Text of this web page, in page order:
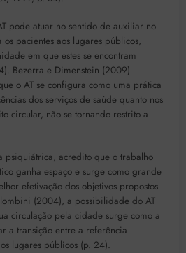
pode atuar no sentido de auxiliar no
pacientes aos lugares públicos,
em que estes se encontram
Bezerra e Dimenstein (2009)
o AT se configura como uma prática
dos serviços de saúde quanto nos
circular, não se tornando restrito a
psiquiátrica, acredito que o trabalho
ganha espaço e surge como grande
efetivação dos objetivos propostos
(2004), a possibilidade do AT
circulação pela cidade surge como a
a transição entre a referência
lugares públicos (p. 24).